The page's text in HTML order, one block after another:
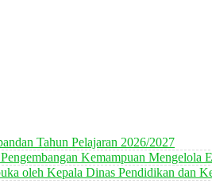
Tahun Pelajaran 2026/2027
Kemampuan
oleh Kepala Dinas Pendidikan dan